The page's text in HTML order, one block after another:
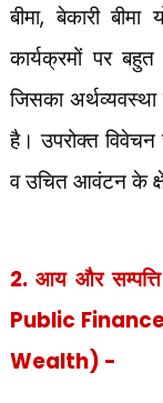
बीमा,बेकारी बीमा
कार्यक्रमों पर
जिसका अर्थव्यवस्था
है। उपरोक्त
व उचित आवंटन के
2. आय और
Public
Wealth) -